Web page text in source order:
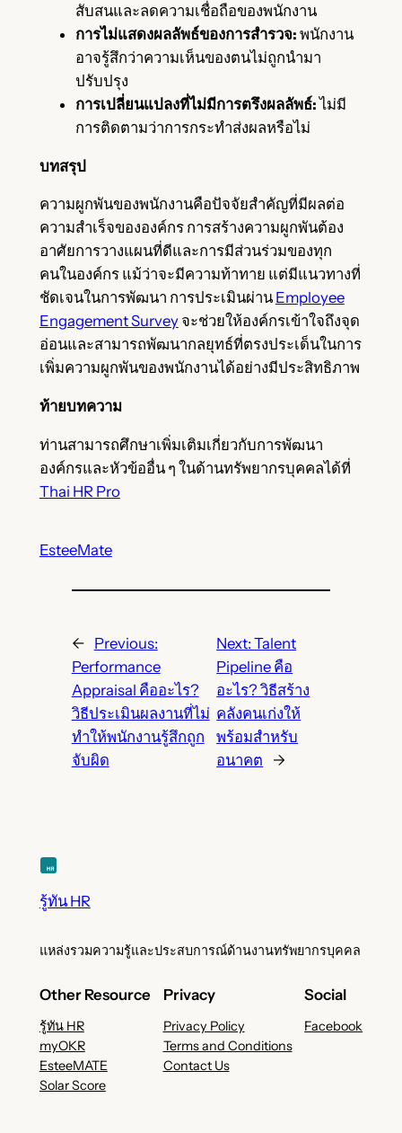
สับสนและลดความเชื่อถือของพนักงาน
การไม่แสดงผลลัพธ์ของการสำรวจ: พนักงาน
อาจรู้สึกว่าความเห็นของตนไม่ถูกนำมา
ปรับปรุง
การเปลี่ยนแปลงที่ไม่มีการตรึงผลลัพธ์:ไม่มี
การติดตามว่าการกระทำส่งผลหรือไม่
บทสรุป
ความผูกพันของพนักงานคือปัจจัยสำคัญที่มีผลต่อ
ความสำเร็จขององค์กร การสร้างความผูกพันต้อง
อาศัยการวางแผนที่ดีและการมีส่วนร่วมของทุก
คนในองค์กร แม้ว่าจะมีความท้าทาย แต่มีแนวทางที่
ชัดเจนในการพัฒนา การประเมินผ่าน Employee
Engagement Surveyจะช่วยให้องค์กรเข้าใจถึงจุด
อ่อนและสามารถพัฒนากลยุทธ์ที่ตรงประเด็นในการ
เพิ่มความผูกพันของพนักงานได้อย่างมีประสิทธิภาพ
ท้ายบทความ
ท่านสามารถศึกษาเพิ่มเติมเกี่ยวกับการพัฒนา
องค์กรและหัวข้ออื่น ๆ ในด้านทรัพยากรบุคคลได้ที่
Thai HR Pro
EsteeMate
←
Previous:
Performance
Appraisal คืออะไร?
วิธีประเมินผลงานที่ไม่
ทำให้พนักงานรู้สึกถูก
จับผิด
Next:Talent
Pipeline คือ
อะไร? วิธีสร้าง
คลังคนเก่งให้
พร้อมสำหรับ
อนาคต
→
รู้ทัน HR
แหล่งรวมความรู้และประสบการณ์ด้านงานทรัพยากรบุคคล
Other Resource
รู้ทัน HR
myOKR
EsteeMATE
Solar Score
Privacy
Privacy Policy
Terms and Conditions
Contact Us
Social
Facebook